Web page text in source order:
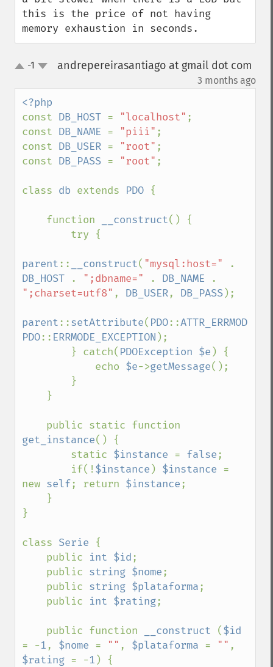
this is the price of not having
memory exhaustion in seconds.
up-1 andrepereirasantiago at gmail dot com
3 months ago
const DB_HOST = "localhost" ;
const DB_NAME = "piii" ;
const DB_USER = "root" ;
const DB_PASS = "root" ;
class db extends PDO {
    function
__construct() {
parent:: __construct( "mysql:host="
DB_HOST
. ";dbname=" . DB_NAME
";charset=utf8" , DB_USER, DB_PASS);
parent::setAttribute( PDO::ATTR_ERRMODE
PDO:: ERRMODE_EXCEPTION );
        } catch(
PDOException $e ) {
            echo
$e->getMessage();
get_instance() {
        static
$instance = false;
        if(!
$instance ) $instance =
new self; return $instance;
}
class Serie {
    public
int $id;
    public
string $nome;
    public
string $plataforma;
    public
int $rating;
    public function
__construct (
= -1, $nome = "" , $plataforma = ""
$rating = -1 ) {